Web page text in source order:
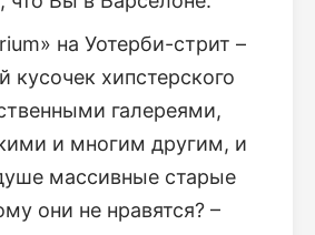
на Уотерби-стрит –
кусочек хипстерского
галереями,
и многим другим, и
массивные старые
они не нравятся? –